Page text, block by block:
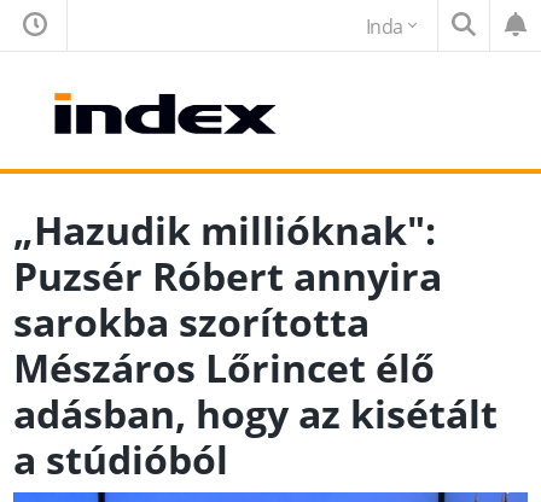
Inda
„Hazudik millióknak":
Puzsér Róbert annyira
sarokba szorította
Mészáros Lőrincet élő
adásban, hogy az kisétált
a stúdióból